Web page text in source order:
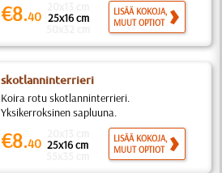
€8.40 25x16 cm
LISÄÄ KOKOJA,
MUUT OPTIOT
skotlanninterrieri
Koira rotu skotlanninterrieri.
Yksikerroksinen sapluuna.
€8.40 25x16 cm
LISÄÄ KOKOJA,
MUUT OPTIOT